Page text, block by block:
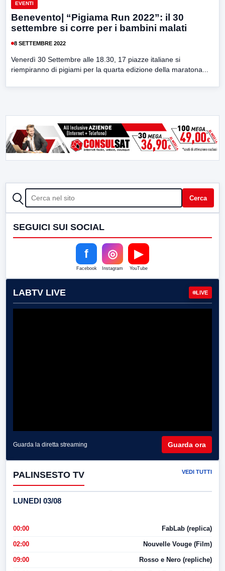
EVENTI
Benevento| “Pigiama Run 2022”: il 30
settembre si corre per i bambini malati
8 SETTEMBRE 2022
Venerdì 30 Settembre alle 18.30, 17 piazze italiane si
riempiranno di pigiami per la quarta edizione della maratona...
CERCA Cerca
SEGUICI SUI SOCIAL
f
Facebook
◎
Instagram
▶
YouTube
LABTV LIVE LIVE
Guarda la diretta streaming Guarda ora
PALINSESTO TV VEDI TUTTI
LUNEDI 03/08
00:00 FabLab (replica)
02:00 Nouvelle Vouge (Film)
09:00 Rosso e Nero (repliche)